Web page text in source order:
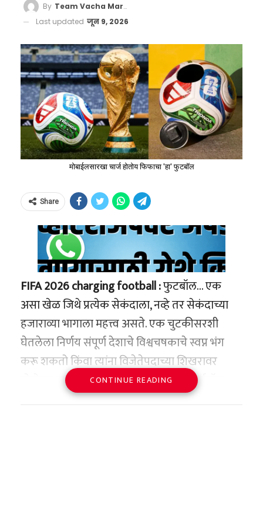
By Team Vacha Marathi
Last updated जून 9, 2026
मोबाईलसारखा चार्ज होतोय फिफाचा 'हा' फुटबॉल
Share
FIFA 2026 charging football :फुटबॉल… एक
असा खेळ जिथे प्रत्येक सेकंदाला, नव्हे तर सेकंदाच्या
हजाराव्या भागाला महत्त्व असते. एक चुटकीसरशी
घेतलेला निर्णय संपूर्ण देशाचे विश्वचषकाचे स्वप्न भंग
करू शकतो किंवा त्यांना विजेतेपदाच्या शिखरावर
पोहोचवू शकतो. आजवर आपण मोबाईल, स्मार्टवॉच
आणि लॅपटॉप चार्ज करताना पाहिले आहे. पण जर कोणी
CONTINUE READING